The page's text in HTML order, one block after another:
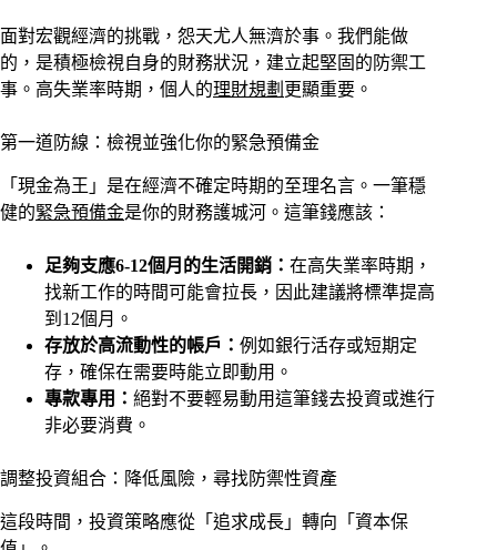
面對宏觀經濟的挑戰，怨天尤人無濟於事。我們能做
的，是積極檢視自身的財務狀況，建立起堅固的防禦工
事。高失業率時期，個人的理財規劃 更顯重要。
第一道防線：檢視並強化你的緊急預備金
「現金為王」是在經濟不確定時期的至理名言。一筆穩
健的緊急預備金是你的財務護城河。這筆錢應該：
足夠支應6-12個月的生活開銷： 在高失業率時期，
找新工作的時間可能會拉長，因此建議將標準提高
到12個月。
存放於高流動性的帳戶： 例如銀行活存或短期定
存，確保在需要時能立即動用。
專款專用： 絕對不要輕易動用這筆錢去投資或進行
非必要消費。
調整投資組合：降低風險，尋找防禦性資產
這段時間，投資策略應從「追求成長」轉向「資本保